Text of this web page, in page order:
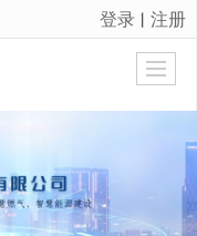
很遗憾，因您的浏览器版本过低导致无法获得最佳浏览体验，推荐下载安装谷歌浏览器！
登录 丨 注册